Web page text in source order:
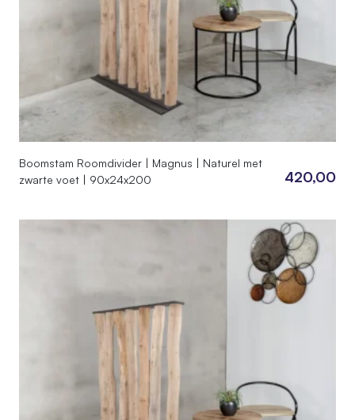
Boomstam Roomdivider | Magnus | Naturel met
zwarte voet | 90x24x200
420,00